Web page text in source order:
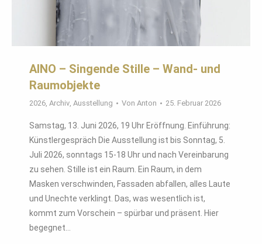
AINO – Singende Stille – Wand- und
Raumobjekte
2026, Archiv, Ausstellung Von Anton 25. Februar 2026
Samstag, 13. Juni 2026, 19 Uhr Eröffnung. Einführung:
Künstlergespräch Die Ausstellung ist bis Sonntag, 5.
Juli 2026, sonntags 15-18 Uhr und nach Vereinbarung
zu sehen. Stille ist ein Raum. Ein Raum, in dem
Masken verschwinden, Fassaden abfallen, alles Laute
und Unechte verklingt. Das, was wesentlich ist,
kommt zum Vorschein – spürbar und präsent. Hier
begegnet…